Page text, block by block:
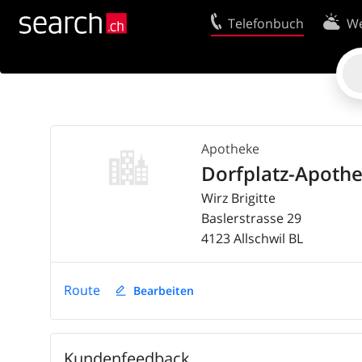
Telefonbuch
Apotheke
Dorfplatz-
Wirz Brigitte
Baslerstrasse 29
4123Allschwil BL
Route Bearbeiten
Ihr Eintrag
Tipps & Tricks
Kontakt